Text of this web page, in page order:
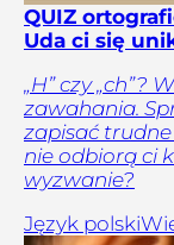
QUIZ
Uda ci się
„H” czy „ch”?
zawahania.
zapisać trudne
nie odbiorą ci
wyzwanie?
Język polski